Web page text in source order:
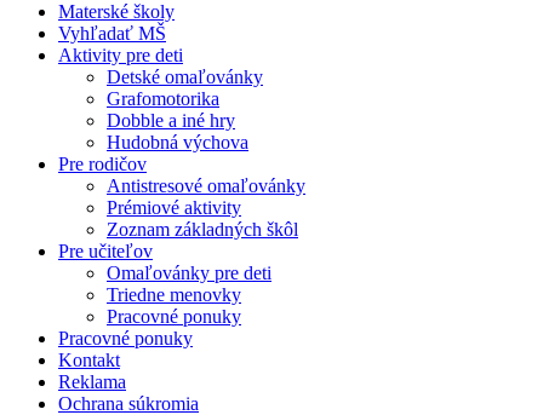
Materské školy
Vyhľadať MŠ
Aktivity pre deti
Detské omaľovánky
Grafomotorika
Dobble a iné hry
Hudobná výchova
Pre rodičov
Antistresové omaľovánky
Prémiové aktivity
Zoznam základných škôl
Pre učiteľov
Omaľovánky pre deti
Triedne menovky
Pracovné ponuky
Pracovné ponuky
Kontakt
Reklama
Ochrana súkromia